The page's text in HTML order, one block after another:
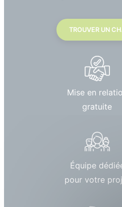
TROUVER UN
Mise en
gratuite
Équipe
pour votre